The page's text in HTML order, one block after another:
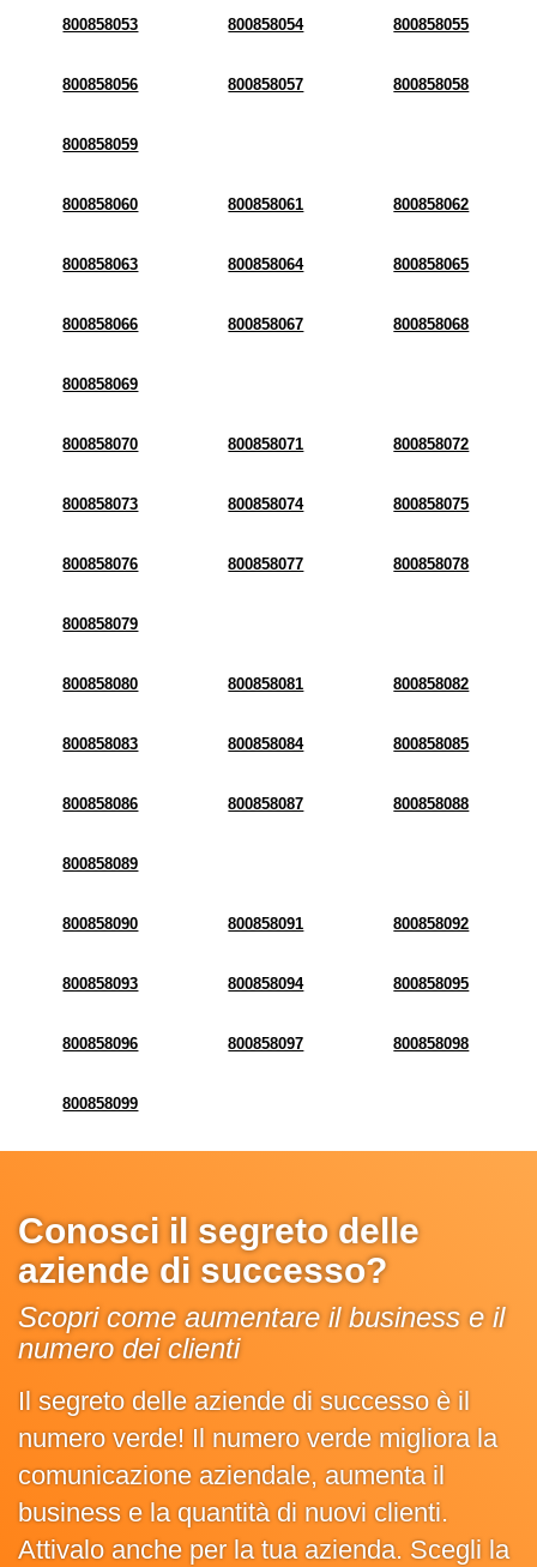
800858053 800858054 800858055
800858056 800858057 800858058
800858059
800858060 800858061 800858062
800858063 800858064 800858065
800858066 800858067 800858068
800858069
800858070 800858071 800858072
800858073 800858074 800858075
800858076 800858077 800858078
800858079
800858080 800858081 800858082
800858083 800858084 800858085
800858086 800858087 800858088
800858089
800858090 800858091 800858092
800858093 800858094 800858095
800858096 800858097 800858098
800858099
Conosci il segreto delle
aziende di successo?
Scopri come aumentare il business e il
numero dei clienti
Il segreto delle aziende di successo è il
numero verde! Il numero verde migliora la
comunicazione aziendale, aumenta il
business e la quantità di nuovi clienti.
Attivalo anche per la tua azienda. Scegli la